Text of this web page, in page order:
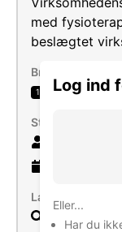
Log ind
Eller...
Har du
med
beslægtet
Brancher
1 Fysio- og
Størrelse
Læs mere
Søg